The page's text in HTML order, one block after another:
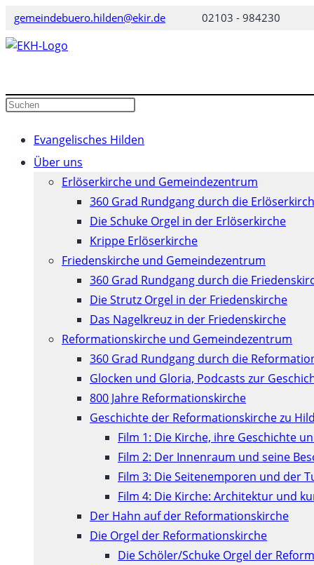
Zum
springen
gemeindebuero.hilden@ekir.de 02103 - 984230
Diese
durchsuchen
Press
to
search
panel.
Evangelisches Hilden
Über uns
Erlöserkirche und Gemeindezentrum
360 Grad Rundgang durch die
Die Schuke Orgel in der Erlöserkirche
Krippe Erlöserkirche
Friedenskirche und Gemeindezentrum
360 Grad Rundgang durch die
Die Strutz Orgel in der Friedenskirche
Das Nagelkreuz in der Friedenskirche
Reformationskirche und Gemeindezentrum
360 Grad Rundgang durch die
Glocken und Gloria, Podcasts zur
800 Jahre Reformationskirche
Geschichte der Reformationskirche zu
Film 1: Die Kirche, ihre Geschichte
Film 2: Der Innenraum und seine
Film 3: Die Seitenemporen und der
Film 4: Die Kirche: Architektur und
Der Hahn auf der Reformationskirche
Die Orgel der Reformationskirche
Die Schöler/Schuke Orgel der